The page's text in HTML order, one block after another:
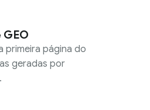
GEO
primeira página do
geradas por